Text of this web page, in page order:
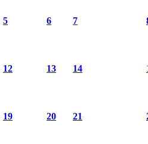
5 6 7
12 13 14
19 20 21